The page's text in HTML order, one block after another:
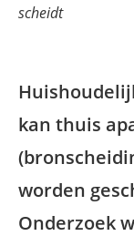
scheidt
kan thuis
worden
Onderzoek